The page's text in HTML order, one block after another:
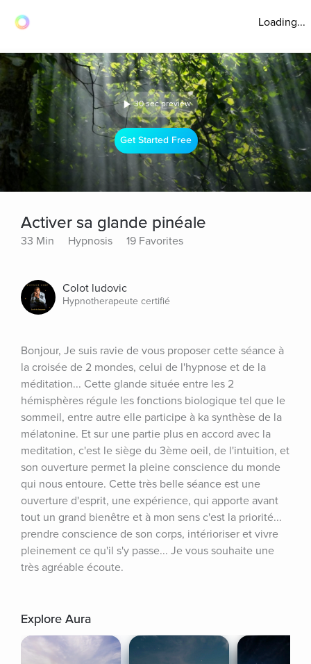
Loading...
30 sec preview
Get Started Free
Activer sa glande pinéale
33 Min Hypnosis 19 Favorites
Colot ludovic
Hypnotherapeute certifié
Bonjour, Je suis ravie de vous proposer cette séance à
la croisée de 2 mondes, celui de l'hypnose et de la
méditation... Cette glande située entre les 2
hémisphères régule les fonctions biologique tel que le
sommeil, entre autre elle participe à ka synthèse de la
mélatonine. Et sur une partie plus en accord avec la
meditation, c'est le siège du 3ème oeil, de l'intuition, et
son ouverture permet la pleine conscience du monde
qui nous entoure. Cette très belle séance est une
ouverture d'esprit, une expérience, qui apporte avant
tout un grand bienêtre et à mon sens c'est la priorité...
prendre conscience de son corps, intérioriser et vivre
pleinement ce qu'il s'y passe... Je vous souhaite une
très agréable écoute.
Explore Aura